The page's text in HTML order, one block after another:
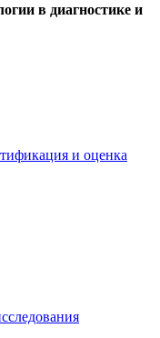
в диагностике и
и оценка